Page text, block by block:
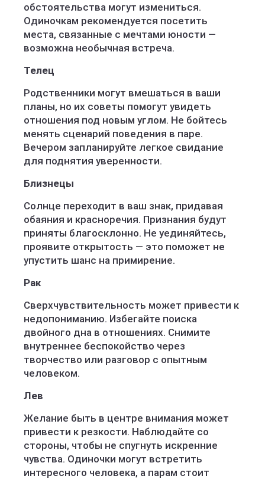
обстоятельства могут измениться.
Одиночкам рекомендуется посетить
места, связанные с мечтами юности —
возможна необычная встреча.
Телец
Родственники могут вмешаться в ваши
планы, но их советы помогут увидеть
отношения под новым углом. Не бойтесь
менять сценарий поведения в паре.
Вечером запланируйте легкое свидание
для поднятия уверенности.
Близнецы
Солнце переходит в ваш знак, придавая
обаяния и красноречия. Признания будут
приняты благосклонно. Не уединяйтесь,
проявите открытость — это поможет не
упустить шанс на примирение.
Рак
Сверхчувствительность может привести к
недопониманию. Избегайте поиска
двойного дна в отношениях. Снимите
внутреннее беспокойство через
творчество или разговор с опытным
человеком.
Лев
Желание быть в центре внимания может
привести к резкости. Наблюдайте со
стороны, чтобы не спугнуть искренние
чувства. Одиночки могут встретить
интересного человека, а парам стоит